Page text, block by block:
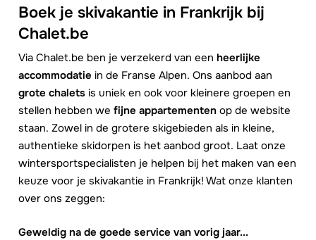
Boek je skivakantie in Frankrijk bij
Chalet.be
Via Chalet.be ben je verzekerd van een heerlijke
accommodatie in de Franse Alpen. Ons aanbod aan
grote chalets is uniek en ook voor kleinere groepen en
stellen hebben we fijne appartementen op de website
staan. Zowel in de grotere skigebieden als in kleine,
authentieke skidorpen is het aanbod groot. Laat onze
wintersportspecialisten je helpen bij het maken van een
keuze voor je skivakantie in Frankrijk! Wat onze klanten
over ons zeggen:
Geweldig na de goede service van vorig jaar...